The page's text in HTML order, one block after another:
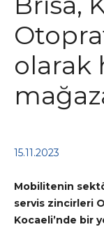
olarak
15.11.2023
Mobilitenin
servis zincirleri
Kocaeli’nde bir